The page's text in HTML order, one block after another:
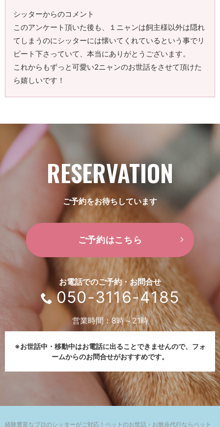
シッターからのコメント
このアンケート頂いた後も、１ニャンは飼主様以外は隠れ
てしまうのにシッターには懐いてくれているという事でリ
ピート下さっていて、本当にありがとうございます。
これからもずっと可愛い2ニャンのお世話をさせて頂けた
ら嬉しいです！
RESERVATION
ご予約をお待ちしています
ご予約はこちら
お電話でのご予約・お問合せ
050-3116-4185
営業時間：8時～21時
※お世話中・移動中はお電話に出ることできませんので、 フォ
ームからのお問合せがおすすめです。
経験豊富なプロのシッターがご対応！ ペットのお世話・お散歩代行ならペット